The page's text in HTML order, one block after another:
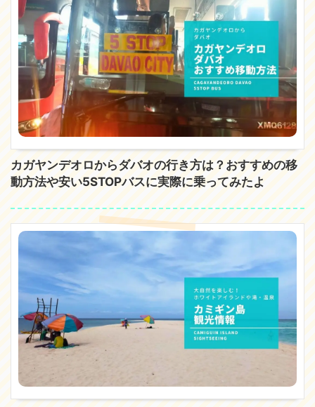
カガヤンデオロからダバオの行き方は？おすすめの移
動方法や安い5STOPバスに実際に乗ってみたよ